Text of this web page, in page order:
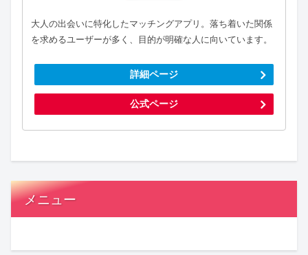
大人の出会いに特化したマッチングアプリ。落ち着いた関係
を求めるユーザーが多く、目的が明確な人に向いています。
詳細ページ
公式ページ
メニュー